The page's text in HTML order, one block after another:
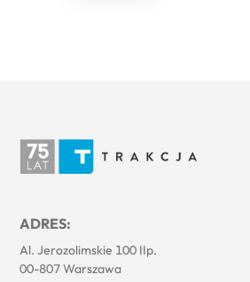
ADRES:
Al. Jerozolimskie 100 IIp.
00-807 Warszawa